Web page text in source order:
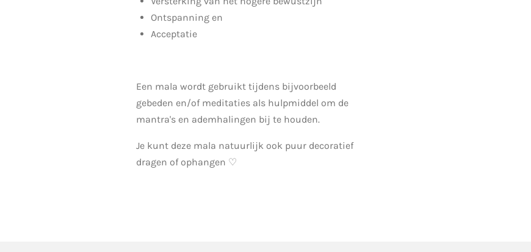
Ontspanning en
Acceptatie
Een mala wordt gebruikt tijdens bijvoorbeeld
gebeden en/of meditaties als hulpmiddel om de
mantra's en ademhalingen bij te houden.
Je kunt deze mala natuurlijk ook puur decoratief
dragen of ophangen ♡